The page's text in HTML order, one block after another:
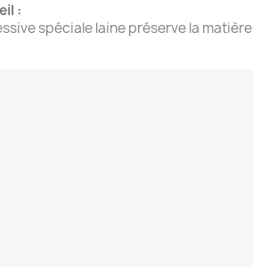
:
spéciale laine préserve la